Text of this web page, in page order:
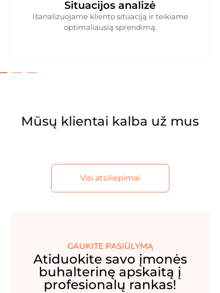
Situacijos analizė
Išanalizuojame kliento situaciją ir teikiame
optimaliausią sprendimą.
Mūsų klientai kalba už mus
Visi atsiliepimai
GAUKITE PASIŪLYMĄ
Atiduokite savo įmonės
buhalterinę apskaitą į
profesionalų rankas!